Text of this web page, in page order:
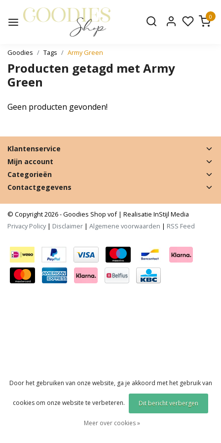
0
Goodies Tags Army Green
Producten getagd met Army
Green
Geen producten gevonden!
Klantenservice
Mijn account
Categorieën
Contactgegevens
© Copyright 2026 - Goodies Shop vof | Realisatie InStijl Media
Privacy Policy| Disclaimer | Algemene voorwaarden | RSS Feed
Door het gebruiken van onze website, ga je akkoord met het gebruik van
cookies om onze website te verbeteren. Dit bericht verbergen
Meer over cookies »